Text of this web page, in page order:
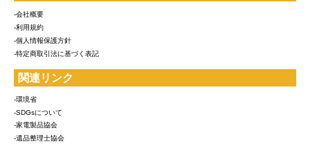
-会社概要
-利用規約
-個人情報保護方針
-特定商取引法に基づく表記
関連リンク
-環境省
-SDGsについて
-家電製品協会
-遺品整理士協会